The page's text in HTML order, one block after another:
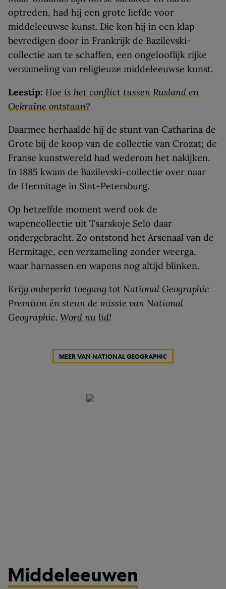
optreden, had hij een grote liefde voor
middeleeuwse kunst. Die kon hij in een klap
bevredigen door in Frankrijk de Bazilevski-
collectie aan te schaffen, een ongelooflijk rijke
verzameling van religieuze middeleeuwse kunst.
Leestip: Hoe is het conflict tussen Rusland en
Oekraïne ontstaan?
Daarmee herhaalde hij de stunt van Catharina de
Grote bij de koop van de collectie van Crozat; de
Franse kunstwereld had wederom het nakijken.
In 1885 kwam de Bazilevski-collectie over naar
de Hermitage in Sint-Petersburg.
Op hetzelfde moment werd ook de
wapencollectie uit Tsarskoje Selo daar
ondergebracht. Zo ontstond het­ Arsenaal van de
Hermitage, een verzameling zonder weerga,
waar harnassen en wapens nog altijd blinken.
Krijg onbeperkt toegang tot National Geographic
Premium én steun de missie van National
Geographic. Word nu lid!
MEER VAN NATIONAL GEOGRAPHIC
Middeleeuwen